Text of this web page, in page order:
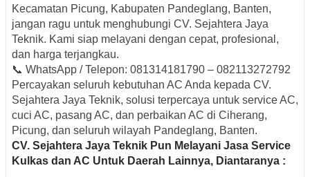
Kecamatan Picung, Kabupaten Pandeglang, Banten,
jangan ragu untuk menghubungi CV. Sejahtera Jaya
Teknik. Kami siap melayani dengan cepat, profesional,
dan harga terjangkau.
📞 WhatsApp / Telepon: 081314181790 – 082113272792
Percayakan seluruh kebutuhan AC Anda kepada CV.
Sejahtera Jaya Teknik, solusi terpercaya untuk service AC,
cuci AC, pasang AC, dan perbaikan AC di Ciherang,
Picung, dan seluruh wilayah Pandeglang, Banten.
CV. Sejahtera Jaya Teknik Pun Melayani Jasa Service
Kulkas dan AC Untuk Daerah Lainnya, Diantaranya :